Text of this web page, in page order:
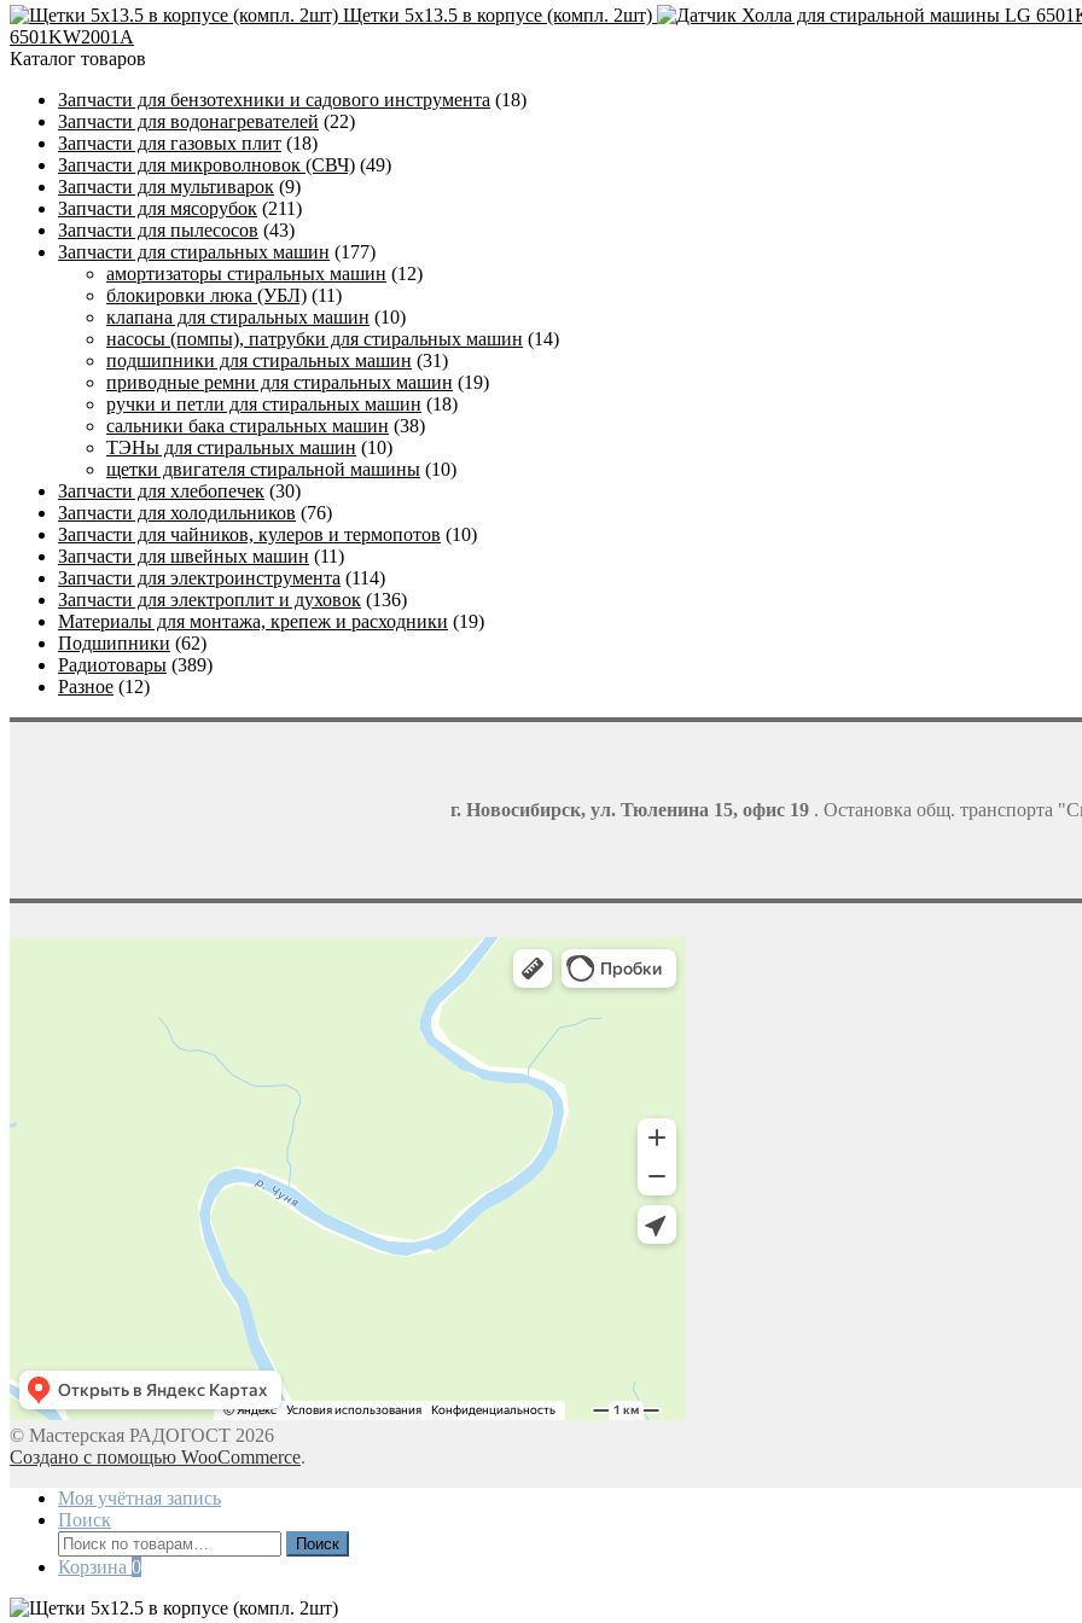
Щетки 5х13.5 в корпусе (компл. 2шт)
6501KW2001A
Каталог товаров
Запчасти для бензотехники и садового инструмента (18)
Запчасти для водонагревателей (22)
Запчасти для газовых плит (18)
Запчасти для микроволновок (СВЧ) (49)
Запчасти для мультиварок (9)
Запчасти для мясорубок (211)
Запчасти для пылесосов (43)
Запчасти для стиральных машин (177)
амортизаторы стиральных машин (12)
блокировки люка (УБЛ) (11)
клапана для стиральных машин (10)
насосы (помпы), патрубки для стиральных машин (14)
подшипники для стиральных машин (31)
приводные ремни для стиральных машин (19)
ручки и петли для стиральных машин (18)
сальники бака стиральных машин (38)
ТЭНы для стиральных машин (10)
щетки двигателя стиральной машины (10)
Запчасти для хлебопечек (30)
Запчасти для холодильников (76)
Запчасти для чайников, кулеров и термопотов (10)
Запчасти для швейных машин (11)
Запчасти для электроинструмента (114)
Запчасти для электроплит и духовок (136)
Материалы для монтажа, крепеж и расходники (19)
Подшипники (62)
Радиотовары (389)
Разное (12)
г. Новосибирск, ул. Тюленина 15, офис 19 . Остановка общ. транспорта
© Мастерская РАДОГОСТ 2026
Создано с помощью WooCommerce.
Моя учётная запись
Поиск
Искать:
Поиск
Корзина 0